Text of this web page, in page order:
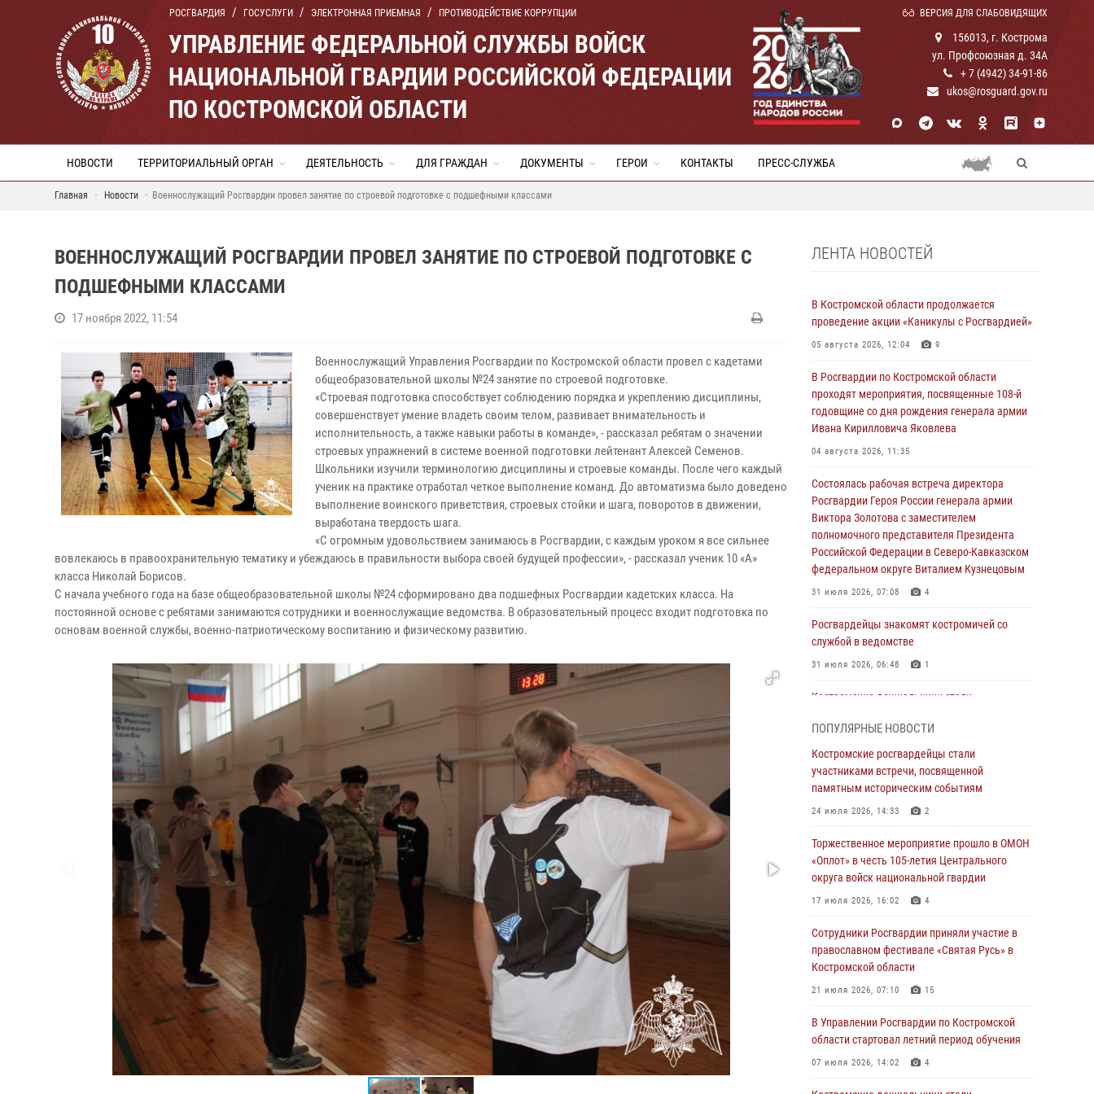
РОСГВАРДИЯ ГОСУСЛУГИ ЭЛЕКТРОННАЯ ПРИЕМНАЯ ПРОТИВОДЕЙСТВИЕ КОРРУПЦИИ ВЕРСИЯ ДЛЯ СЛАБОВИДЯЩИХ
УПРАВЛЕНИЕ ФЕДЕРАЛЬНОЙ СЛУЖБЫ ВОЙСК
НАЦИОНАЛЬНОЙ ГВАРДИИ РОССИЙСКОЙ ФЕДЕРАЦИИ
ПО КОСТРОМСКОЙ ОБЛАСТИ
156013, г. Кострома
ул. Профсоюзная д. 34А
+ 7 (4942) 34-91-86
ukos@rosguard.gov.ru
НОВОСТИ ТЕРРИТОРИАЛЬНЫЙ ОРГАН ДЕЯТЕЛЬНОСТЬ ДЛЯ ГРАЖДАН ДОКУМЕНТЫ ГЕРОИ КОНТАКТЫ ПРЕСС-СЛУЖБА
Главная Новости Военнослужащий Росгвардии провел занятие по строевой подготовке с подшефными классами
ВОЕННОСЛУЖАЩИЙ РОСГВАРДИИ ПРОВЕЛ ЗАНЯТИЕ ПО СТРОЕВОЙ ПОДГОТОВКЕ С
ПОДШЕФНЫМИ КЛАССАМИ
17 ноября 2022, 11:54
Военнослужащий Управления Росгвардии по Костромской области провел с кадетами
общеобразовательной школы №24 занятие по строевой подготовке.
«Строевая подготовка способствует соблюдению порядка и укреплению дисциплины,
совершенствует умение владеть своим телом, развивает внимательность и
исполнительность, а также навыки работы в команде», - рассказал ребятам о значении
строевых упражнений в системе военной подготовки лейтенант Алексей Семенов.
Школьники изучили терминологию дисциплины и строевые команды. После чего каждый
ученик на практике отработал четкое выполнение команд. До автоматизма было доведено
выполнение воинского приветствия, строевых стойки и шага, поворотов в движении,
выработана твердость шага.
«С огромным удовольствием занимаюсь в Росгвардии, с каждым уроком я все сильнее
вовлекаюсь в правоохранительную тематику и убеждаюсь в правильности выбора своей будущей профессии», - рассказал ученик 10 «А»
класса Николай Борисов.
С начала учебного года на базе общеобразовательной школы №24 сформировано два подшефных Росгвардии кадетских класса. На
постоянной основе с ребятами занимаются сотрудники и военнослужащие ведомства. В образовательный процесс входит подготовка по
основам военной службы, военно-патриотическому воспитанию и физическому развитию.
ЛЕНТА НОВОСТЕЙ
В Костромской области продолжается
проведение акции «Каникулы с Росгвардией»
05 августа 2026, 12:04 9
В Росгвардии по Костромской области
проходят мероприятия, посвященные 108-й
годовщине со дня рождения генерала армии
Ивана Кирилловича Яковлева
04 августа 2026, 11:35
Состоялась рабочая встреча директора
Росгвардии Героя России генерала армии
Виктора Золотова с заместителем
полномочного представителя Президента
Российской Федерации в Северо-Кавказском
федеральном округе Виталием Кузнецовым
31 июля 2026, 07:08 4
Росгвардейцы знакомят костромичей со
службой в ведомстве
31 июля 2026, 06:48 1
Костромские дошкольники стали
организованных военнослужащими и
сотрудниками Управления Росгвардии
30 июля 2026, 10:39 9
Костромичи активно используют портал
получения услуг по линии Росгвардии
29 июля 2026, 06:26 1
Cотрудники Росгвардии и их семьи приняли
Владимира в Костроме
28 июля 2026, 06:14 2
Более пятидесяти поступивших сигналов
прошедшую неделю
27 июля 2026, 09:53
опыт войск правопорядка за пределами
ПОПУЛЯРНЫЕ НОВОСТИ
Костромские росгвардейцы стали
участниками встречи, посвященной
памятным историческим событиям
24 июля 2026, 14:33 2
Торжественное мероприятие прошло в ОМОН
«Оплот» в честь 105-летия Центрального
округа войск национальной гвардии
17 июля 2026, 16:02 4
Сотрудники Росгвардии приняли участие в
православном фестивале «Святая Русь» в
Костромской области
21 июля 2026, 07:10 15
В Управлении Росгвардии по Костромской
области стартовал летний период обучения
07 июля 2026, 14:02 4